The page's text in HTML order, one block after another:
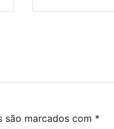
são marcados com *